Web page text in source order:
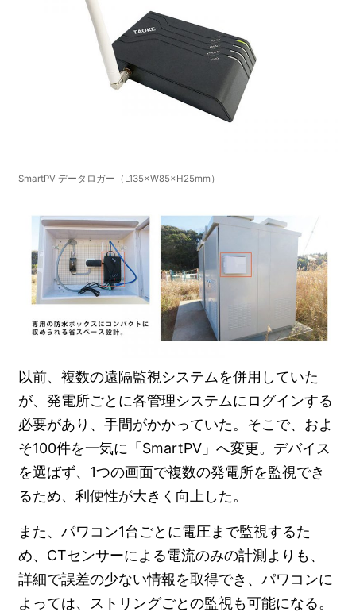
SmartPV データロガー（L135×W85×H25mm）
以前、複数の遠隔監視システムを併用していた
が、発電所ごとに各管理システムにログインする
必要があり、手間がかかっていた。そこで、およ
そ100件を一気に「SmartPV」へ変更。デバイス
を選ばず、1つの画面で複数の発電所を監視でき
るため、利便性が大きく向上した。
また、パワコン1台ごとに電圧まで監視するた
め、CTセンサーによる電流のみの計測よりも、
詳細で誤差の少ない情報を取得でき、パワコンに
よっては、ストリングごとの監視も可能になる。